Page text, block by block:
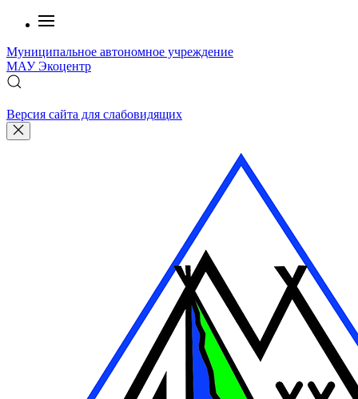
Муниципальное автономное учреждение
МАУЭкоцентр
Версия сайта для слабовидящих